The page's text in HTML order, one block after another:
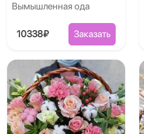
Вымышленная ода
10338₽ Заказать